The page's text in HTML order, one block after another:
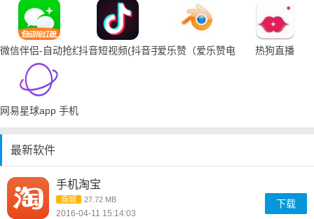
微信伴侣-自动抢红包抖音短视频(抖音手机下载)爱乐赞（爱乐赞电脑手机下载）
热狗直播
网易星球app 手机下载
最新软件
手机淘宝
商城 27.72 MB
2016-04-11 15:14:03
下载